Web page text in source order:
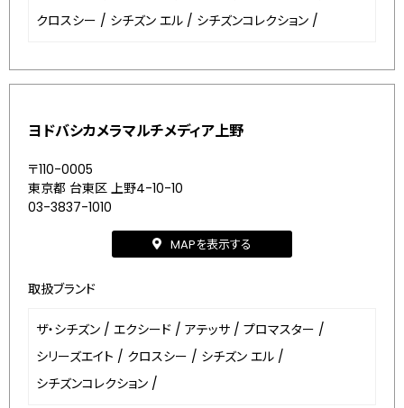
クロスシー / シチズン エル / シチズンコレクション /
ヨドバシカメラマルチメディア上野
〒110-0005
東京都 台東区 上野4-10-10
03-3837-1010
MAPを表示する
取扱ブランド
ザ・シチズン / エクシード / アテッサ / プロマスター /
シリーズエイト / クロスシー / シチズン エル /
シチズンコレクション /